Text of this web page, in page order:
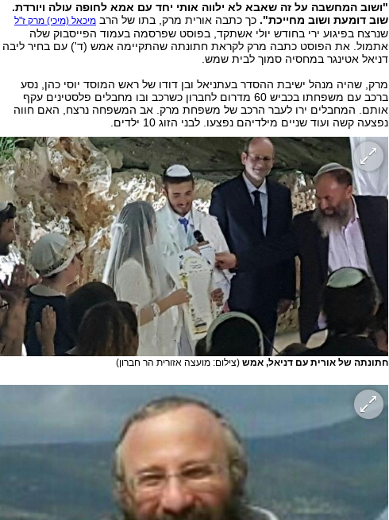
"ושוב המחשבה על זה שאבא לא ילווה אותי יחד עם אמא לחופה עולה ויורדת.
שוב דומעת ושוב מחייכת". כך כתבה אורית מרק, בתו של הרב מיכאל (מיכי) מרק ז"ל
שנרצח בפיגוע ירי בחודש יולי אשתקד, בפוסט שפרסמה בעמוד הפייסבוק שלה
אתמול. את הפוסט כתבה מרק לקראת חתונתה שהתקיימה אמש (ד') עם בחיר ליבה
דניאל אטינגר במחסיה סמוך לבית שמש.
מרק, שהיה מנהל ישיבת ההסדר בעתניאל ובן דודו של ראש המוסד יוסי כהן, נסע
ברכב עם משפחתו בכביש 60 מדרום לחברון כשרכב ובו מחבלים פלסטינים עקף
אותם. המחבלים ירו לעבר הרכב של משפחת מרק. אב המשפחה נרצח, האם חווה
נפצעה קשה ועוד שניים מילדיהם נפצעו. לבני הזוג 10 ילדים.
חתונתה של אורית עם דניאל, אמש (צילום: מועצה אזורית הר חברון)